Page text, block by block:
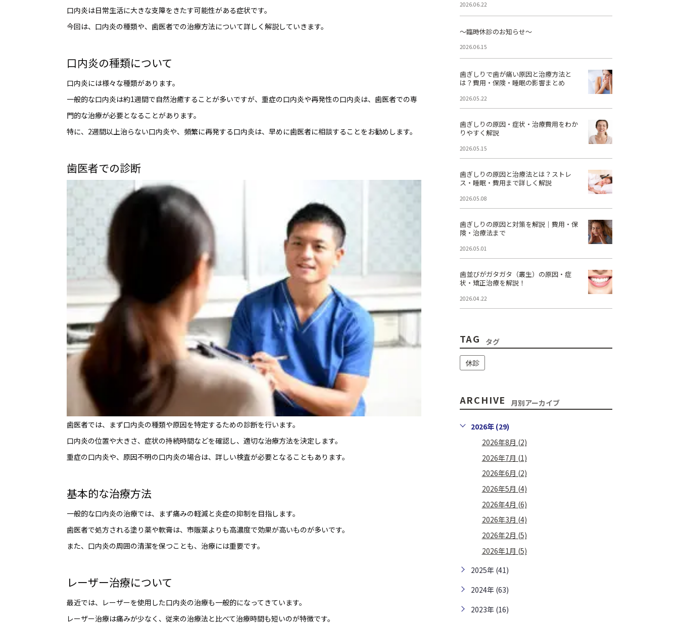
口内炎は日常生活に大きな支障をきたす可能性がある症状です。
今回は、口内炎の種類や、歯医者での治療方法について詳しく解説していきます。
口内炎の種類について
口内炎には様々な種類があります。
一般的な口内炎は約1週間で自然治癒することが多いですが、重症の口内炎や再発性の口内炎は、歯医者での専
門的な治療が必要となることがあります。
特に、2週間以上治らない口内炎や、頻繁に再発する口内炎は、早めに歯医者に相談することをお勧めします。
歯医者での診断
歯医者では、まず口内炎の種類や原因を特定するための診断を行います。
口内炎の位置や大きさ、症状の持続時間などを確認し、適切な治療方法を決定します。
重症の口内炎や、原因不明の口内炎の場合は、詳しい検査が必要となることもあります。
基本的な治療方法
一般的な口内炎の治療では、まず痛みの軽減と炎症の抑制を目指します。
歯医者で処方される塗り薬や軟膏は、市販薬よりも高濃度で効果が高いものが多いです。
また、口内炎の周囲の清潔を保つことも、治療には重要です。
レーザー治療について
最近では、レーザーを使用した口内炎の治療も一般的になってきています。
レーザー治療は痛みが少なく、従来の治療法と比べて治療時間も短いのが特徴です。
2026.06.22
～臨時休診のお知らせ～
2026.06.15
歯ぎしりで歯が痛い原因と治療方法と
は？費用・保険・睡眠の影響まとめ
2026.05.22
歯ぎしりの原因・症状・治療費用をわか
りやすく解説
2026.05.15
歯ぎしりの原因と治療法とは？ストレ
ス・睡眠・費用まで詳しく解説
2026.05.08
歯ぎしりの原因と対策を解説｜費用・保
険・治療法まで
2026.05.01
歯並びがガタガタ（叢生）の原因・症
状・矯正治療を解説！
2026.04.22
TAG タグ
休診
ARCHIVE 月別アーカイブ
2026年 (29)
2026年8月 (2)
2026年7月 (1)
2026年6月 (2)
2026年5月 (4)
2026年4月 (6)
2026年3月 (4)
2026年2月 (5)
2026年1月 (5)
2025年 (41)
2024年 (63)
2023年 (16)